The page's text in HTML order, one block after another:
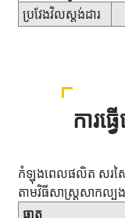
ប្រវែងវិលស្តង់ដារ
ការធ្
កំឡុងពេលផលិត សរសៃ
តាមវិធីសាស្រ្តសាកល្ប
ធាតុ